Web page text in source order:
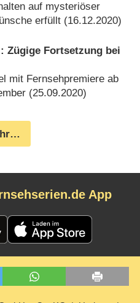
auf mysteriöser
erfüllt (16.12.2020)
Zügige Fortsetzung bei
mit Fernsehpremiere ab
(25.09.2020)
App